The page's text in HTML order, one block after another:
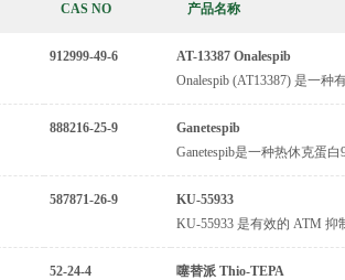
CAS NO 产品名称
912999-49-6
AT-13387 Onalespib
Onalespib (AT13387) 是一种
888216-25-9
Ganetespib
Ganetespib是一种热休克蛋
587871-26-9
KU-55933
KU-55933 是有效的 ATM 抑
52-24-4
噻替派 Thio-TEPA